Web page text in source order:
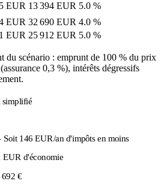
EUR 13 394 EUR 5.0 %
EUR 32 690 EUR 4.0 %
EUR 25 912 EUR 5.0 %
du scénario : emprunt de 100 % du prix
0,3 %), intérêts dégressifs
simplifié
Soit 146 EUR/an d'impôts en moins
EUR d'économie
692 €